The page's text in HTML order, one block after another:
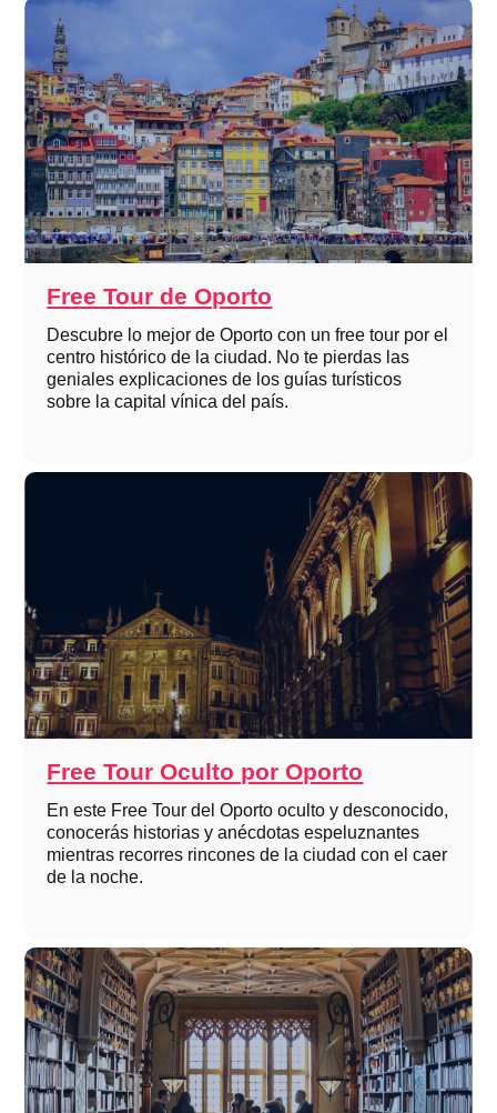
Free Tour de Oporto
Descubre lo mejor de Oporto con un free tour por el
centro histórico de la ciudad. No te pierdas las
geniales explicaciones de los guías turísticos
sobre la capital vínica del país.
Free Tour Oculto por Oporto
En este Free Tour del Oporto oculto y desconocido,
conocerás historias y anécdotas espeluznantes
mientras recorres rincones de la ciudad con el caer
de la noche.